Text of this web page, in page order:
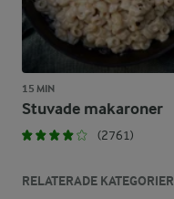
15 MIN
Stuvade makaroner
(2761)
RELATERADE KATEGORIER